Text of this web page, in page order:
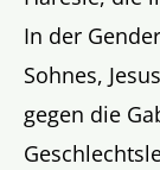
In der
Sohnes,
gegen die